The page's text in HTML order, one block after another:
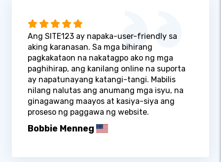
Ang SITE123 ay napaka-user-friendly sa
aking karanasan. Sa mga bihirang
pagkakataon na nakatagpo ako ng mga
paghihirap, ang kanilang online na suporta
ay napatunayang katangi-tangi. Mabilis
nilang nalutas ang anumang mga isyu, na
ginagawang maayos at kasiya-siya ang
proseso ng paggawa ng website.
Bobbie Menneg